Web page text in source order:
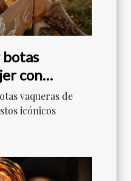
con
de ropa
vaqueras de
icónicos